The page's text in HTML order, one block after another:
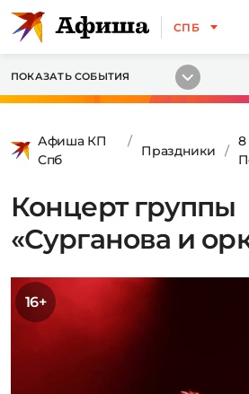
СПБ
ПОКАЗАТЬ СОБЫТИЯ
Афиша КП
Спб
Праздники
8
Концерт группы
«Сурганова и
16+